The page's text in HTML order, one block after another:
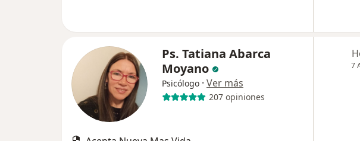
Ps. Tatiana Abarca
Moyano
Psicólogo · Ver más
207 opiniones
7